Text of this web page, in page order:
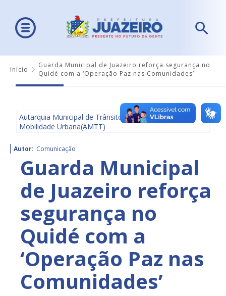
Início
Guarda Municipal de Juazeiro reforça segurança no
Quidé com a ‘Operação Paz nas Comunidades’
Autarquia Municipal de Trânsito e Transporte e
Mobilidade Urbana(AMTT)
Autor: Comunicação
Guarda Municipal
de Juazeiro reforça
segurança no
Quidé com a
‘Operação Paz nas
Comunidades’